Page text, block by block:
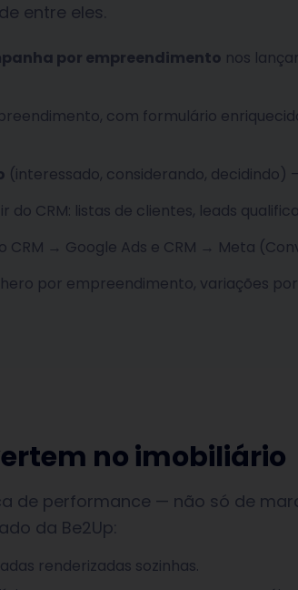
entre eles.
por empreendimento nos
com formulário
(interessado, considerando, decidindo)
do CRM: listas de clientes, leads
CRM → Google Ads e CRM → Meta
hero por empreendimento, variações
no imobiliário
de performance — não só de
da Be2Up:
renderizadas sozinhas.